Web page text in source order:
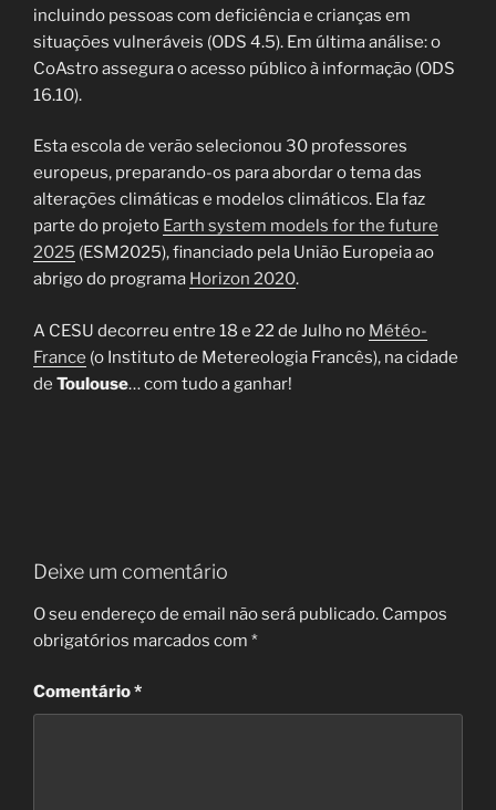
incluindo pessoas com deficiência e crianças em
situações vulneráveis (ODS 4.5). Em última análise: o
CoAstro assegura o acesso público à informação (ODS
16.10).
Esta escola de verão selecionou 30 professores
europeus, preparando-os para abordar o tema das
alterações climáticas e modelos climáticos. Ela faz
parte do projeto Earth system models for the future
2025 (ESM2025), financiado pela União Europeia ao
abrigo do programa Horizon 2020.
A CESU decorreu entre 18 e 22 de Julho no Météo-
France (o Instituto de Metereologia Francês), na cidade
de Toulouse… com tudo a ganhar!
Deixe um comentário
O seu endereço de email não será publicado. Campos
obrigatórios marcados com *
Comentário*